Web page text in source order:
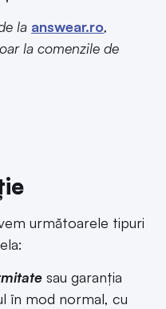
la answear.ro,
la comenzile de
următoarele tipuri
sau garanția
în mod normal, cu